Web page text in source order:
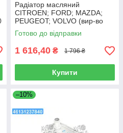
Радіатор масляний
CITROEN; FORD; MAZDA;
PEUGEOT; VOLVO (вир-во
Nissens) 90670
Готово до відправки
1 616,40 ₴ 1 796 ₴
Купити
–10%